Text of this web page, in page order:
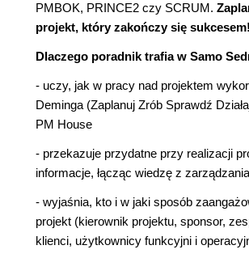
PMBOK, PRINCE2 czy SCRUM.
projekt, który zakończy się sukcesem!
Dlaczego poradnik trafia w Samo
- uczy, jak w pracy nad projektem
Deminga (Zaplanuj Zrób Sprawdź
PM House
- przekazuje przydatne przy realizacji
informacje, łącząc wiedzę z
- wyjaśnia, kto i w jaki sposób
projekt (kierownik projektu, sponsor,
klienci, użytkownicy funkcyjni i